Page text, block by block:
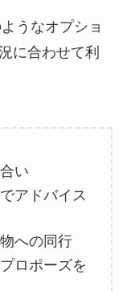
うなオプショ
に合わせて利
い
アドバイス
への同行
ロポーズを